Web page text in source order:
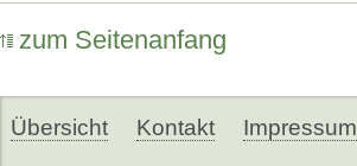
zum Seitenanfang
Übersicht Kontakt Impressum